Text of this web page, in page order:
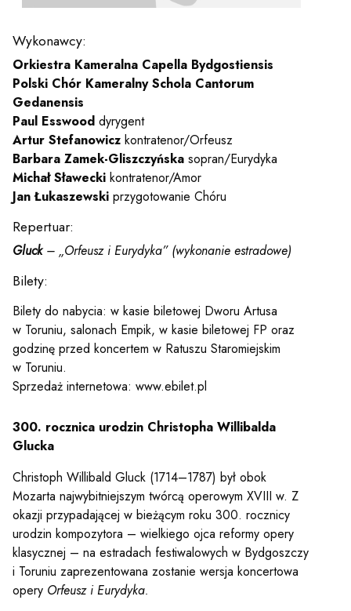
sal
YOUTUBE INSTAGRAM
Polityka prywatności
Praca
Wykonawcy:
Orkiestra Kameralna Capella Bydgostiensis
Polski Chór Kameralny Schola Cantorum
Gedanensis
Paul Esswood dyrygent
Artur Stefanowicz kontratenor/Orfeusz
Barbara Zamek-Gliszczyńska sopran/Eurydyka
Michał Sławecki kontratenor/Amor
Jan Łukaszewski przygotowanie Chóru
Repertuar:
Gluck– „Orfeusz i Eurydyka” (wykonanie estradowe)
Bilety:
Bilety do nabycia: w kasie biletowej Dworu Artusa
w Toruniu, salonach Empik, w kasie biletowej FP oraz
godzinę przed koncertem w Ratuszu Staromiejskim
w Toruniu.
Sprzedaż internetowa: www.ebilet.pl
300. rocznica urodzin Christopha Willibalda
Glucka
Christoph Willibald Gluck (1714–1787) był obok
Mozarta najwybitniejszym twórcą operowym XVIII w. Z
okazji przypadającej w bieżącym roku 300. rocznicy
urodzin kompozytora – wielkiego ojca reformy opery
klasycznej – na estradach festiwalowych w Bydgoszczy
i Toruniu zaprezentowana zostanie wersja koncertowa
opery Orfeusz i Eurydyka.